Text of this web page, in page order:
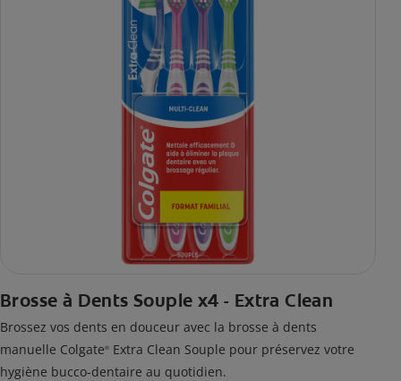
Brosse à Dents Souple x4 - Extra Clean
Brossez vos dents en douceur avec la brosse à dents
manuelle Colgate® Extra Clean Souple pour préservez votre
hygiène bucco-dentaire au quotidien.